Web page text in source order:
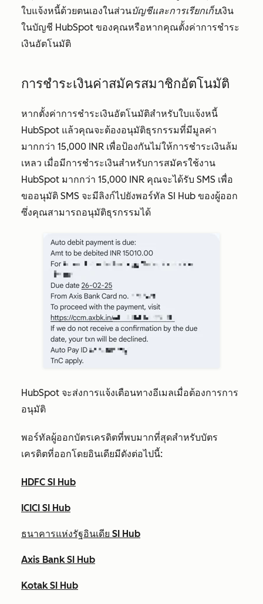
ใบแจ้งหนี้ด้วยตนเองในส่วนบัญชีและการเรียกเก็บเงิน
ในบัญชี HubSpot ของคุณหรือหากคุณตั้งค่าการชำระ
เงินอัตโนมัติ
การชำระเงินค่าสมัครสมาชิกอัตโนมัติ
หากตั้งค่าการชำระเงินอัตโนมัติสำหรับใบแจ้งหนี้
HubSpot แล้วคุณจะต้องอนุมัติธุรกรรมที่มีมูลค่า
มากกว่า 15,000 INR เพื่อป้องกันไม่ให้การชำระเงินล้ม
เหลว เมื่อมีการชำระเงินสำหรับการสมัครใช้งาน
HubSpot มากกว่า 15,000 INR คุณจะได้รับ SMS เพื่อ
ขออนุมัติ SMS จะมีลิงก์ไปยังพอร์ทัล SI Hub ของผู้ออก
ซึ่งคุณสามารถอนุมัติธุรกรรมได้
HubSpot จะส่งการแจ้งเตือนทางอีเมลเมื่อต้องการการ
อนุมัติ
พอร์ทัลผู้ออกบัตรเครดิตที่พบมากที่สุดสำหรับบัตร
เครดิตที่ออกโดยอินเดียมีดังต่อไปนี้:
HDFC SI Hub
ICICI SI Hub
ธนาคารแห่งรัฐอินเดีย SI Hub
Axis Bank SI Hub
Kotak SI Hub